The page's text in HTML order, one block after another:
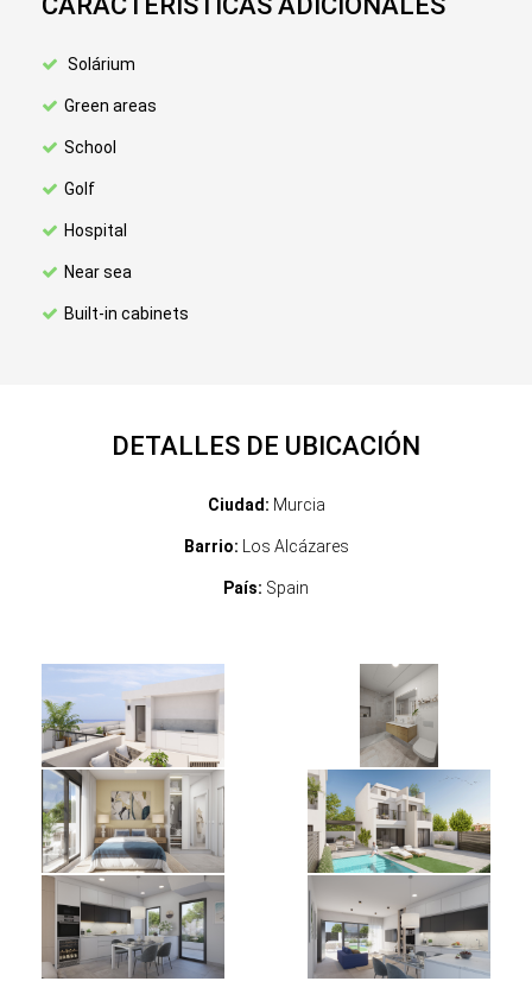
Solárium
Green areas
School
Golf
Hospital
Near sea
Built-in cabinets
DETALLES DE UBICACIÓN
Ciudad: Murcia
Barrio: Los Alcázares
País: Spain